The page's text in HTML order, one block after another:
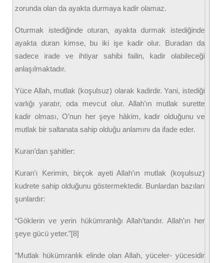
zorunda olan da ayakta durmaya kadir olamaz.
Oturmak istediğinde oturan, ayakta durmak istediğinde
ayakta duran kimse, bu iki işe kadir olur. Buradan da
sadece irade ve ihtiyar sahibi failin, kadir olabileceği
anlaşılmaktadır.
Yüce Allah, mutlak (koşulsuz) olarak kadirdir. Yani, istediği
varlığı yaratır, oda mevcut olur. Allah’ın mutlak surette
kadir olması, O’nun her şeye hâkim, kadir olduğunu ve
mutlak bir saltanata sahip olduğu anlamını da ifade eder.
Kuran’dan şahitler:
Kuran’ı Kerimin, birçok ayeti Allah’ın mutlak (koşulsuz)
kudrete sahip olduğunu göstermektedir. Bunlardan bazıları
şunlardır:
“Göklerin ve yerin hükümranlığı Allah’tandır. Allah’ın her
şeye gücü yeter.”[8]
“Mutlak hükümranlık elinde olan Allah, yüceler- yücesidir